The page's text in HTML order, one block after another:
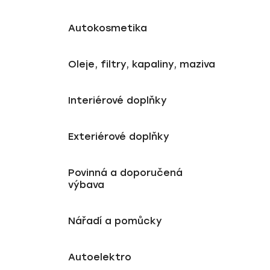
Autokosmetika
Oleje, filtry, kapaliny, maziva
Interiérové doplňky
Exteriérové doplňky
Povinná a doporučená
výbava
Nářadí a pomůcky
Autoelektro